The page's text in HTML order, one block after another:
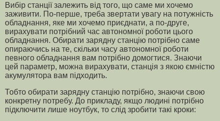
Вибір станції залежить від того, що саме ми хочемо
заживити. По-перше, треба звертати увагу на потужність
обладнання, яке ми хочемо приєднати, а по-друге,
вирахувати потрібний час автономної роботи цього
обладнання. Обирати зарядну станцію потрібно саме
опираючись на те, скільки часу автономної роботи
певного обладнання вам потрібно домогтися. Знаючи
цей параметр, можна вирахувати, станція з якою ємністю
акумулятора вам підходить.
Тобто обирати зарядну станцію потрібно, знаючи свою
конкретну потребу. До прикладу, якщо людині потрібно
підключити лише ноутбук, то слід зробити такі кроки: